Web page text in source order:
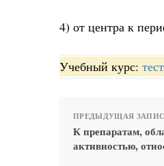
4) от центра к
Учебный курс:
ПРЕДЫДУЩАЯ
К препаратам,
активностью,